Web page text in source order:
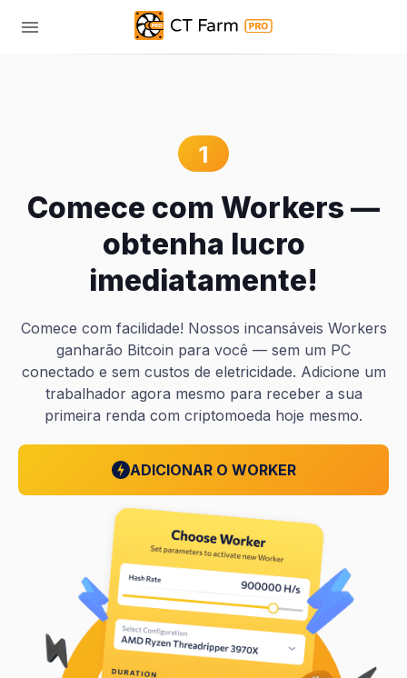
1
Comece com Workers —
obtenha lucro
imediatamente!
Comece com facilidade! Nossos incansáveis Workers
ganharão Bitcoin para você — sem um PC
conectado e sem custos de eletricidade. Adicione um
trabalhador agora mesmo para receber a sua
primeira renda com criptomoeda hoje mesmo.
ADICIONAR O WORKER